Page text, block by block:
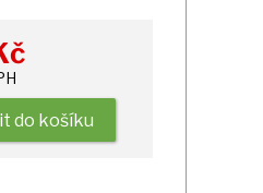
do košíku